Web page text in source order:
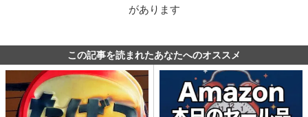
があります
この記事を読まれたあなたへのオススメ